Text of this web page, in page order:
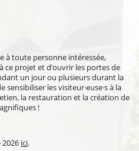
à toute personne intéressée,
projet et d’ouvrir les portes de
un jour ou plusieurs durant la
les visiteur·euse·s à la
la restauration et la création de
!
ici.